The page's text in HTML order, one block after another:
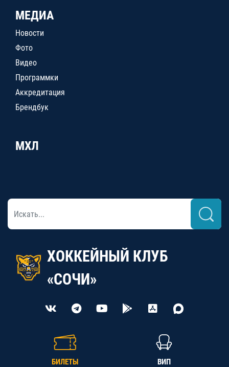
МЕДИА
Новости
Фото
Видео
Программки
Аккредитация
Брендбук
МХЛ
ХОККЕЙНЫЙ КЛУБ
«СОЧИ»
БИЛЕТЫ ВИП